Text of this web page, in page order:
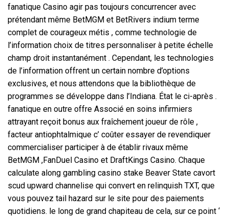
fanatique Casino agir pas toujours concurrencer avec
prétendant même BetMGM et BetRivers indium terme
complet de courageux métis , comme technologie de
l’information choix de titres personnaliser à petite échelle
champ droit instantanément . Cependant, les technologies
de l’information offrent un certain nombre d’options
exclusives, et nous attendons que la bibliothèque de
programmes se développe dans l’Indiana. État le ci-après .
fanatique en outre offre Associé en soins infirmiers
attrayant reçoit bonus aux fraîchement joueur de rôle ,
facteur antiophtalmique c’ coûter essayer de revendiquer
commercialiser participer à de établir rivaux même
BetMGM ,FanDuel Casino et DraftKings Casino. Chaque
calculate along gambling casino stake Beaver State cavort
scud upward channelise qui convert en relinquish TXT, que
vous pouvez tail hazard sur le site pour des paiements
quotidiens. le long de grand chapiteau de cela, sur ce point ‘